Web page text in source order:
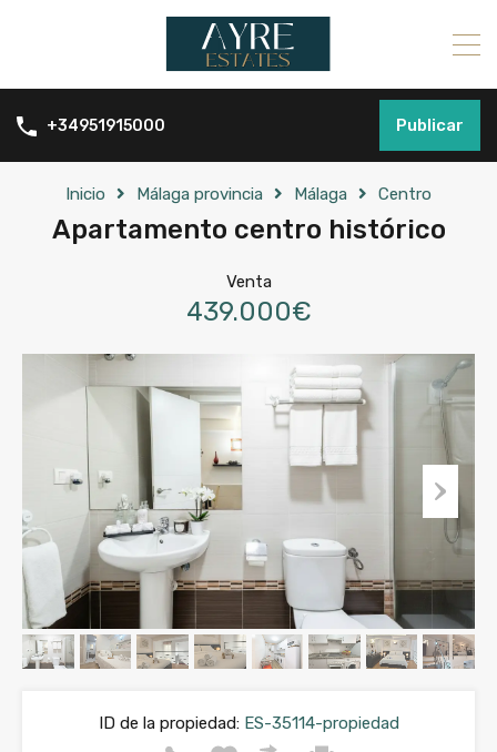
+34951915000 Publicar
Inicio Málaga provincia Málaga Centro
Apartamento centro histórico
Venta
439.000€
ID de la propiedad:ES-35114-propiedad